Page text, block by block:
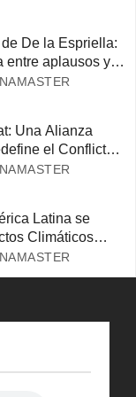
De la Espriella:
entre aplausos y
Una Alianza
el Conflicto
Latina se
Climáticos